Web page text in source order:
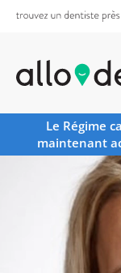
Le Régime
maintenant